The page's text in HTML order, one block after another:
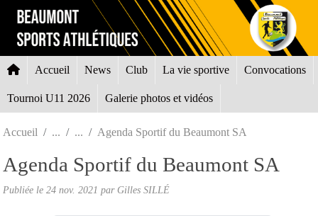
Accueil News Club La vie sportive Convocations
Tournoi U11 2026 Galerie photos et vidéos
Accueil Agenda Sportif du Beaumont SA
Agenda Sportif du Beaumont SA
Publiée le 24 nov. 2021 par Gilles SILLÉ
Panneau de gestion des cookies